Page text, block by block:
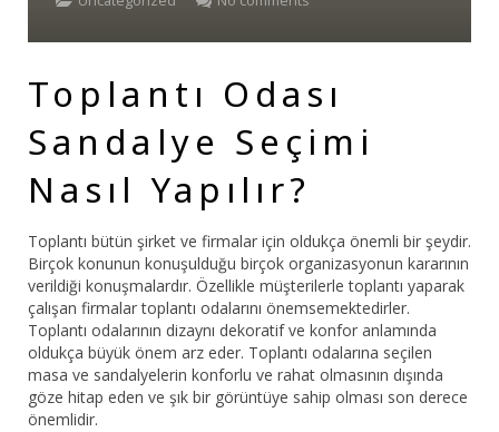
Restaurant Sandalyesi
Plastik Sandalye
Dış Mekan Sandalyeler
Masalar
Toplantı Odası
Sandalye Seçimi
Nasıl Yapılır?
Toplantı bütün şirket ve firmalar için oldukça önemli bir şeydir.
Birçok konunun konuşulduğu birçok organizasyonun kararının
verildiği konuşmalardır. Özellikle müşterilerle toplantı yaparak
çalışan firmalar toplantı odalarını önemsemektedirler.
Toplantı odalarının dizaynı dekoratif ve konfor anlamında
oldukça büyük önem arz eder. Toplantı odalarına seçilen
masa ve sandalyelerin konforlu ve rahat olmasının dışında
göze hitap eden ve şık bir görüntüye sahip olması son derece
önemlidir.